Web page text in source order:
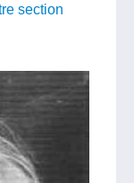
section